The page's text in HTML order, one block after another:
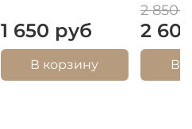
1 650 руб
В корзину
2 850
2
В